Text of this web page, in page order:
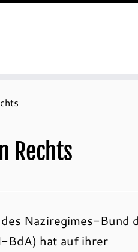
Rechts
Naziregimes-Bund
BdA) hat auf ihrer